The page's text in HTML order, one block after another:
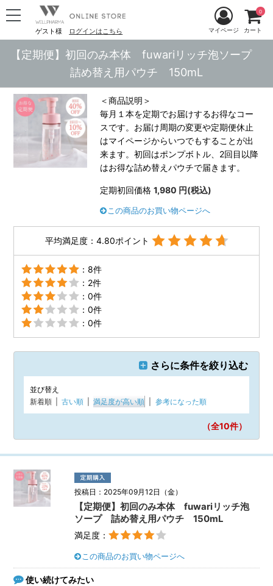
ゲスト様 ログインはこちら マイページ カート
0
【定期便】初回のみ本体 fuwariリッチ泡ソープ
詰め替え用パウチ 150mL
＜商品説明＞
毎月１本を定期でお届けするお得なコー
スです。お届け周期の変更や定期便休止
はマイページからいつでもすることが出
来ます。初回はポンプボトル、2回目以降
はお得な詰め替えパウチで届きます。
定期初回価格 1,980 円(税込)
この商品のお買い物ページへ
平均満足度：4.80ポイント
：8件
：2件
：0件
：0件
：0件
さらに条件を絞り込む
並び替え
新着順
古い順 満足度が高い順 参考になった順
（全10件）
投稿日：2025年09月12日（金）
【定期便】初回のみ本体 fuwariリッチ泡
ソープ 詰め替え用パウチ 150mL
満足度：
この商品のお買い物ページへ
使い続けてみたい